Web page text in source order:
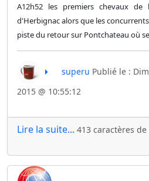
A12h52 les premiers chevaux
d'Herbignac alors que les
piste du retour sur Pontchateau où
superu Publié le :
2015 @ 10:55:12
Lire la suite... 413 caractères